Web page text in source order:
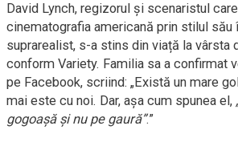
David Lynch, regizorul și scenaristul
cinematografia americană prin stilul său
suprarealist, s-a stins din viață la vârsta
conform Variety. Familia sa a confirmat
pe Facebook, scriind: „Există un mare
mai este cu noi. Dar, aşa cum spunea el,
gogoaşă şi nu pe gaură”.”